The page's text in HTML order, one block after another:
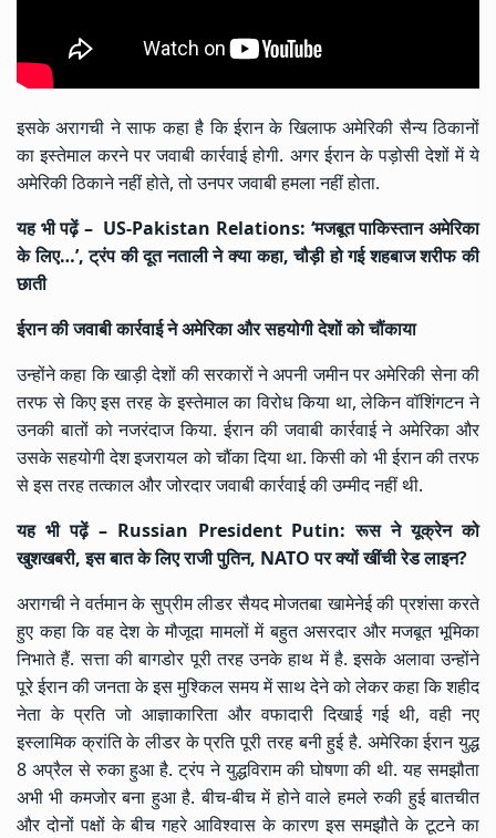
इसके अरागची ने साफ कहा है कि ईरान के खिलाफ अमेरिकी सैन्य ठिकानों
का इस्तेमाल करने पर जवाबी कार्रवाई होगी. अगर ईरान के पड़ोसी देशों में ये
अमेरिकी ठिकाने नहीं होते, तो उनपर जवाबी हमला नहीं होता.
यह भी पढ़ें – US-Pakistan Relations: ‘मजबूत पाकिस्तान अमेरिका
के लिए…’, ट्रंप की दूत नताली ने क्या कहा, चौड़ी हो गई शहबाज शरीफ की
छाती
ईरान की जवाबी कार्रवाई ने अमेरिका और सहयोगी देशों को चौंकाया
उन्होंने कहा कि खाड़ी देशों की सरकारों ने अपनी जमीन पर अमेरिकी सेना की
तरफ से किए इस तरह के इस्तेमाल का विरोध किया था, लेकिन वॉशिंगटन ने
उनकी बातों को नजरंदाज किया. ईरान की जवाबी कार्रवाई ने अमेरिका और
उसके सहयोगी देश इजरायल को चौंका दिया था. किसी को भी ईरान की तरफ
से इस तरह तत्काल और जोरदार जवाबी कार्रवाई की उम्मीद नहीं थी.
यह भी पढ़ें – Russian President Putin: रूस ने यूक्रेन को
खुशखबरी, इस बात के लिए राजी पुतिन, NATO पर क्यों खींची रेड लाइन?
अरागची ने वर्तमान के सुप्रीम लीडर सैयद मोजतबा खामेनेई की प्रशंसा करते
हुए कहा कि वह देश के मौजूदा मामलों में बहुत असरदार और मजबूत भूमिका
निभाते हैं. सत्ता की बागडोर पूरी तरह उनके हाथ में है. इसके अलावा उन्होंने
पूरे ईरान की जनता के इस मुश्किल समय में साथ देने को लेकर कहा कि शहीद
नेता के प्रति जो आज्ञाकारिता और वफादारी दिखाई गई थी, वही नए
इस्लामिक क्रांति के लीडर के प्रति पूरी तरह बनी हुई है. अमेरिका ईरान युद्ध
8 अप्रैल से रुका हुआ है. ट्रंप ने युद्धविराम की घोषणा की थी. यह समझौता
अभी भी कमजोर बना हुआ है. बीच-बीच में होने वाले हमले रुकी हुई बातचीत
और दोनों पक्षों के बीच गहरे आविश्वास के कारण इस समझौते के टूटने का